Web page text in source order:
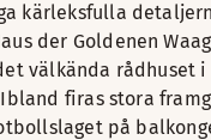
kärleksfulla
der Goldenen
välkända rådhuset
firas stora
på